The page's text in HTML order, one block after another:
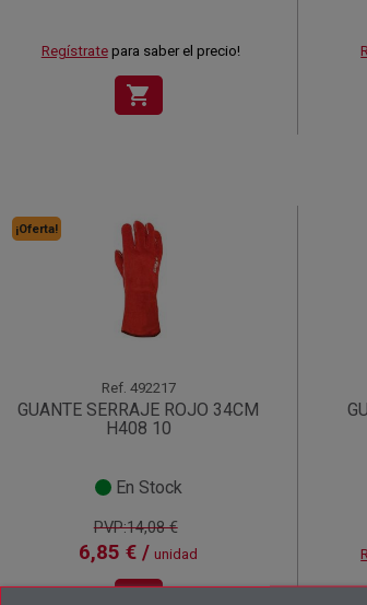
Regístratepara saber el precio!
shopping_cart
¡Oferta!
Ref. 492217
GUANTE SERRAJE ROJO 34CM
H408 10
En Stock
PVP:14,08 €
6,85 € / unidad